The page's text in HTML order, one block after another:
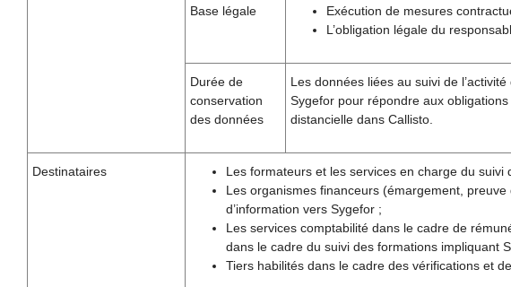
Base légale
Exécution de mesures
L’obligation légale du
Durée de
conservation
des données
Les données liées au suivi de
Sygefor pour répondre aux
distancielle dans Callisto.
Destinataires
Les formateurs et les services en charge du
Les organismes financeurs (émargement,
d’information vers Sygefor ;
Les services comptabilité dans le cadre de
dans le cadre du suivi des formations impliquant
Tiers habilités dans le cadre des vérifications et